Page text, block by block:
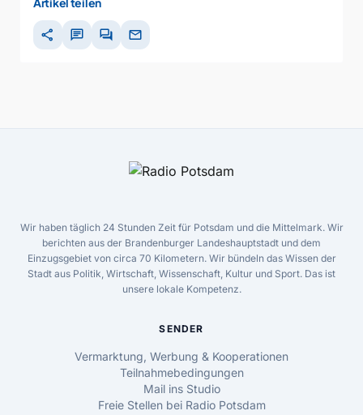
share chat forum mail
Wir haben täglich 24 Stunden Zeit für Potsdam und die Mittelmark. Wir
berichten aus der Brandenburger Landeshauptstadt und dem
Einzugsgebiet von circa 70 Kilometern. Wir bündeln das Wissen der
Stadt aus Politik, Wirtschaft, Wissenschaft, Kultur und Sport. Das ist
unsere lokale Kompetenz.
SENDER
Vermarktung, Werbung & Kooperationen
Teilnahmebedingungen
Mail ins Studio
Freie Stellen bei Radio Potsdam